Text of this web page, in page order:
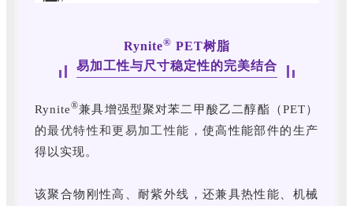
Rynite® PET树脂
易加工性与尺寸稳定性的完美结合
Rynite®兼具增强型聚对苯二甲酸乙二醇酯（PET）
的最优特性和更易加工性能， 使高性能部件的生产
得以实现。
该聚合物刚性高、耐紫外线，还兼具热性能、机械